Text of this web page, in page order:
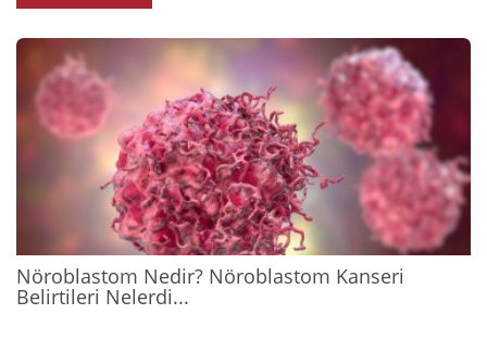
2024
Nöroblastom Nedir? Nöroblastom Kanseri
Belirtileri Nelerdi...